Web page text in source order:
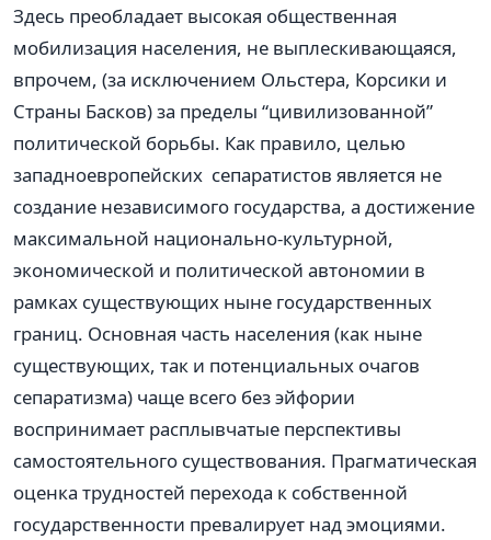
Здесь преобладает высокая общественная
мобилизация населения, не выплескивающаяся,
впрочем, (за исключением Ольстера, Корсики и
Страны Басков) за пределы “цивилизованной”
политической борьбы. Как правило, целью
западноевропейских сепаратистов является не
создание независимого государства, а достижение
максимальной национально-культурной,
экономической и политической автономии в
рамках существующих ныне государственных
границ. Основная часть населения (как ныне
существующих, так и потенциальных очагов
сепаратизма) чаще всего без эйфории
воспринимает расплывчатые перспективы
самостоятельного существования. Прагматическая
оценка трудностей перехода к собственной
государственности превалирует над эмоциями.